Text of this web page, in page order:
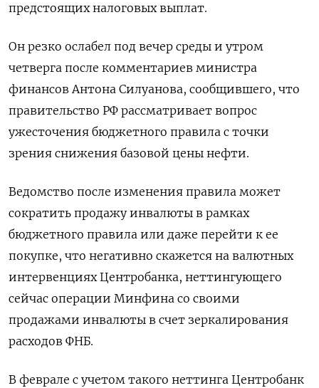
предстоящих налоговых выплат.
Он резко ослабел под вечер среды и утром
четверга после комментариев министра
финансов Антона Силуанова, сообщившего, что
правительство РФ рассматривает вопрос ​
ужесточения бюджетного правила с точки
зрения ​снижения базовой цены нефти.
Ведомство после ‌изменения правила может
сократить продажу инвалюты в рамках
бюджетного правила или даже перейти к ее
покупке, что негативно скажется ​на валютных
интервенциях Центробанка, неттингующего
сейчас операции Минфина со своими
продажами инвалюты в счет зеркалирования
расходов ФНБ.
В феврале с учетом такого неттинга Центробанк